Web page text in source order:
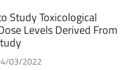
Study Toxicological
Levels Derived From
03/2022